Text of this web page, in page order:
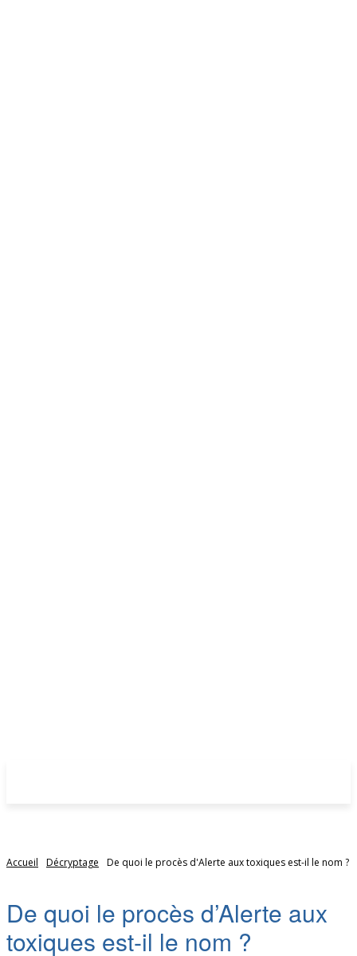
Accueil Décryptage De quoi le procès d'Alerte aux toxiques est-il le nom ?
De quoi le procès d’Alerte aux
toxiques est-il le nom ?